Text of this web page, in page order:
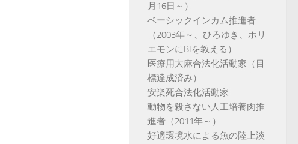
月16日～）
ベーシックインカム推進者
（2003年～、ひろゆき、ホリ
エモンにBIを教える）
医療用大麻合法化活動家（目
標達成済み）
安楽死合法化活動家
動物を殺さない人工培養肉推
進者（2011年～）
好適環境水による魚の陸上淡